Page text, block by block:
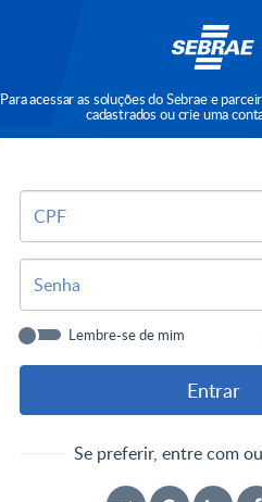
Para acessar as soluções do Sebrae e
cadastrados ou crie uma
CPF
Senha
Lembre-se de mim
Se preferir, entre com